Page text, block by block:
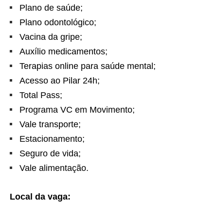
Plano de saúde;
Plano odontológico;
Vacina da gripe;
Auxílio medicamentos;
Terapias online para saúde mental;
Acesso ao Pilar 24h;
Total Pass;
Programa VC em Movimento;
Vale transporte;
Estacionamento;
Seguro de vida;
Vale alimentação.
Local da vaga: